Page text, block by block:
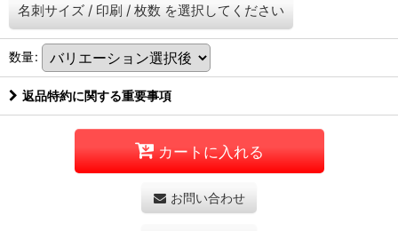
名刺サイズ / 印刷 / 枚数 を選択してください
数量:
返品特約に関する重要事項
カートに入れる
お問い合わせ